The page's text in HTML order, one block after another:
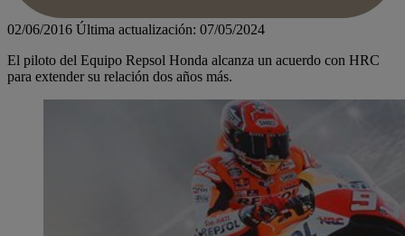
02/06/2016 Última actualización: 07/05/2024
El piloto del Equipo Repsol Honda alcanza un acuerdo con HRC
para extender su relación dos años más.